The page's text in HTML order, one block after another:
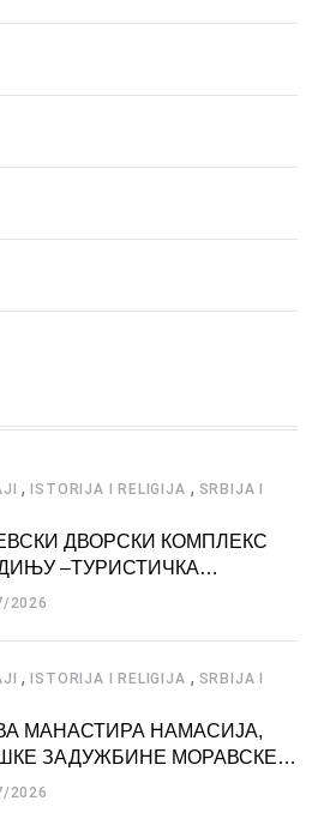
, ISTORIJA I RELIGIJA , SRBIJA I
ДВОРСКИ КОМПЛЕКС
–ТУРИСТИЧКА
2026
, ISTORIJA I RELIGIJA , SRBIJA I
МАНАСТИРА НАМАСИЈА,
ЗАДУЖБИНЕ МОРАВСКЕ
2026